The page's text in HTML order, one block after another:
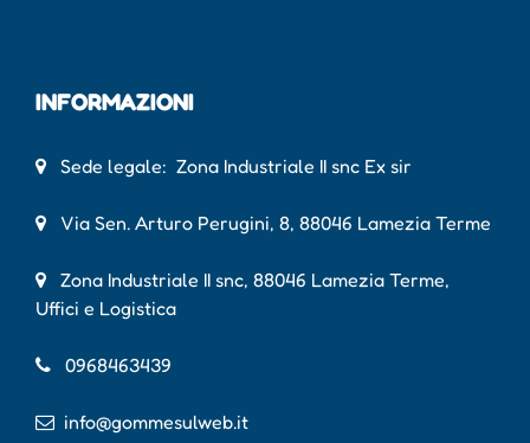
INFORMAZIONI
Sede legale: Zona Industriale II snc Ex sir
Via Sen. Arturo Perugini, 8, 88046 Lamezia Terme
Zona Industriale II snc, 88046 Lamezia Terme,
Uffici e Logistica
0968463439
info@gommesulweb.it